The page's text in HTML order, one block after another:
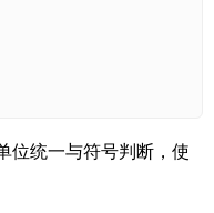
位统一与符号判断，使